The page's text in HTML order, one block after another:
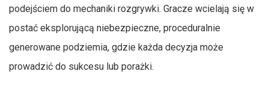
podejściem do mechaniki rozgrywki. Gracze wcielają się w
postać eksplorującą niebezpieczne, proceduralnie
generowane podziemia, gdzie każda decyzja może
prowadzić do sukcesu lub porażki.